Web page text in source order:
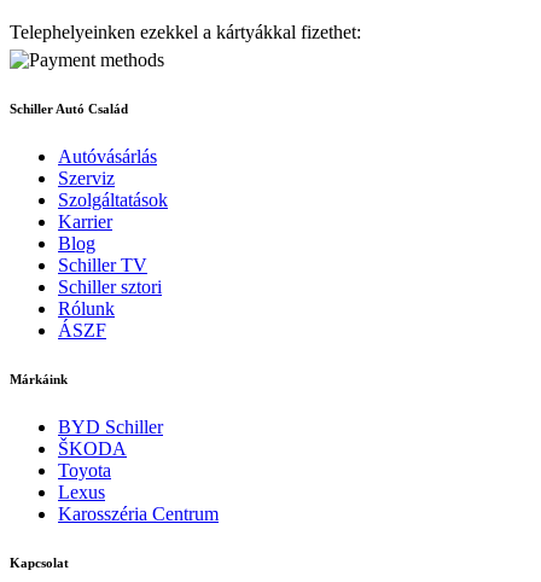
Telephelyeinken ezekkel a kártyákkal fizethet:
Schiller Autó Család
Autóvásárlás
Szerviz
Szolgáltatások
Karrier
Blog
Schiller TV
Schiller sztori
Rólunk
ÁSZF
Márkáink
BYD Schiller
ŠKODA
Toyota
Lexus
Karosszéria Centrum
Kapcsolat